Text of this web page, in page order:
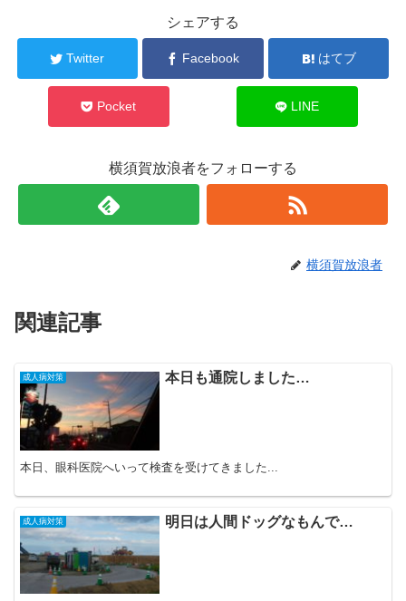
シェアする
Twitter Facebook はてブ
Pocket LINE
横須賀放浪者をフォローする
横須賀放浪者
関連記事
成人病対策 本日も通院しました…
本日、眼科医院へいって検査を受けてきました...
成人病対策 明日は人間ドッグなもんで…